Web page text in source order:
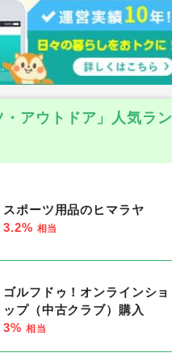
・アウトドア」人気ラン
スポーツ用品のヒマラヤ
3.2% 相当
ゴルフドゥ！オンラインショ
ップ（中古クラブ）購入
3% 相当